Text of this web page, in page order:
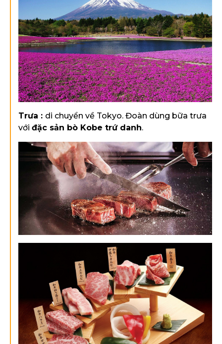
Trưa : di chuyển về Tokyo. Đoàn dùng bữa trưa
với đặc sản bò Kobe trứ danh.